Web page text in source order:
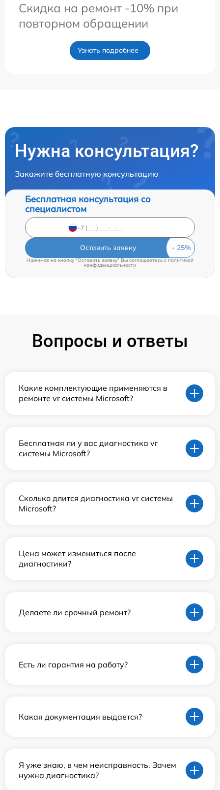
Скидка на ремонт -10% при
повторном обращении
Узнать подробнее
Нужна консультация?
Закажите бесплатную консультацию
Бесплатная консультация со
специалистом
Оставить заявку
Нажимая на кнопку "Оставить заявку" Вы соглашаетесь c политикой
конфиденциальности
Вопросы и ответы
Какие комплектующие применяются в
ремонте vr системы Microsoft?
Бесплатная ли у вас диагностика vr
системы Microsoft?
Сколько длится диагностика vr системы
Microsoft?
Цена может измениться после
диагностики?
Делаете ли срочный ремонт?
Есть ли гарантия на работу?
Какая документация выдается?
Я уже знаю, в чем неисправность. Зачем
нужна диагностика?